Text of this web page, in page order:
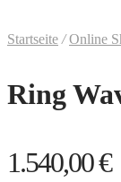
Startseite / Online
Ring
1.540,00€